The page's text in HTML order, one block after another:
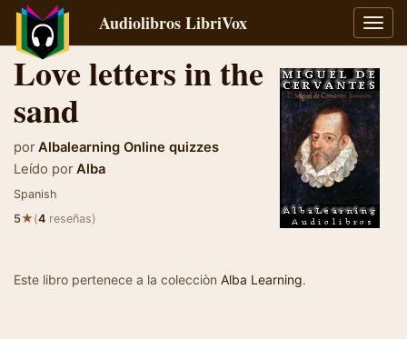
Audiolibros LibriVox
Love letters in the
sand
por Albalearning Online quizzes
Leído por Alba
Spanish
5★(4 reseñas)
Este libro pertenece a la colecciòn Alba Learning.